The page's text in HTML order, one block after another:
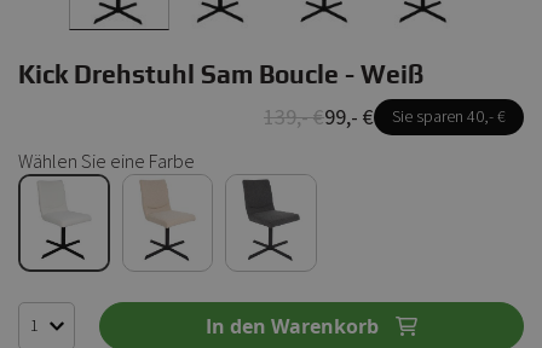
Kick Drehstuhl Sam Boucle - Weiß
Sie sparen 40,- €
99,- €
139,- €
Wählen Sie eine Farbe
In den Warenkorb